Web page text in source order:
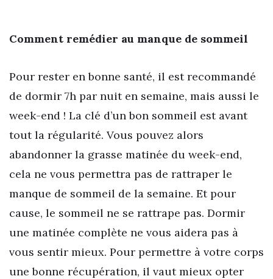
Comment remédier au manque de sommeil
Pour rester en bonne santé, il est recommandé
de dormir 7h par nuit en semaine, mais aussi le
week-end ! La clé d’un bon sommeil est avant
tout la régularité. Vous pouvez alors
abandonner la grasse matinée du week-end,
cela ne vous permettra pas de rattraper le
manque de sommeil de la semaine. Et pour
cause, le sommeil ne se rattrape pas. Dormir
une matinée complète ne vous aidera pas à
vous sentir mieux. Pour permettre à votre corps
une bonne récupération, il vaut mieux opter